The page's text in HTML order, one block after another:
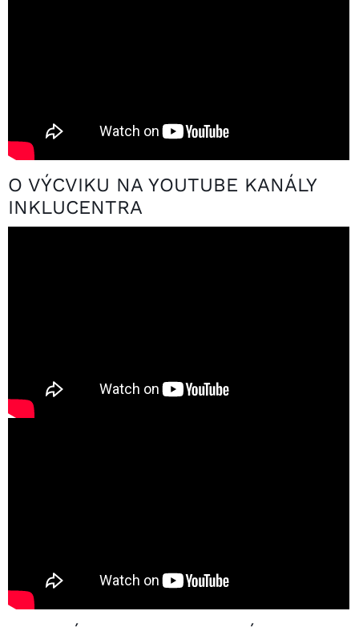
O VÝCVIKU NA YOUTUBE KANÁLY
INKLUCENTRA